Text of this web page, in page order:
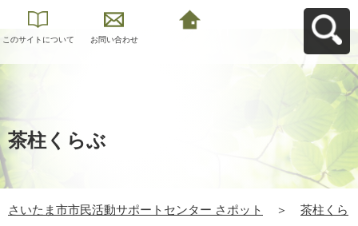
このサイトについて お問い合わせ
茶柱くらぶ
さいたま市市民活動サポートセンター さポット ＞
茶柱くら